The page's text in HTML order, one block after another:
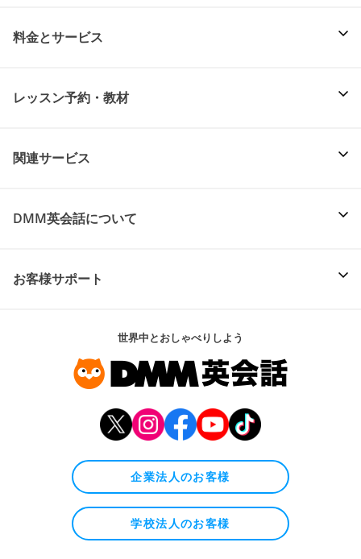
料金とサービス
レッスン予約・教材
関連サービス
DMM英会話について
お客様サポート
世界中とおしゃべりしよう
企業法人のお客様
学校法人のお客様